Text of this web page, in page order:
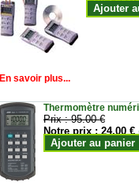
Ajouter
En savoir plus...
Thermomètre
Prix :95.00 €
Notre prix :24.00 €
Ajouter au panier